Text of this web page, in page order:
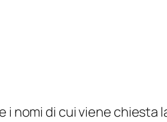
nomi di cui viene chiesta